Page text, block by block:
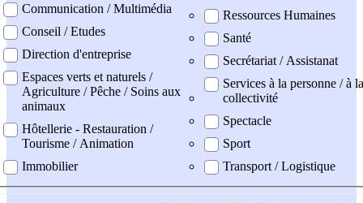
Communication / Multimédia
Conseil / Etudes
Direction d'entreprise
Espaces verts et naturels /
Agriculture / Pêche / Soins aux
animaux
Hôtellerie - Restauration /
Tourisme / Animation
Immobilier
Ressources Humaines
Santé
Secrétariat / Assistanat
Services à la personne / à la
collectivité
Spectacle
Sport
Transport / Logistique